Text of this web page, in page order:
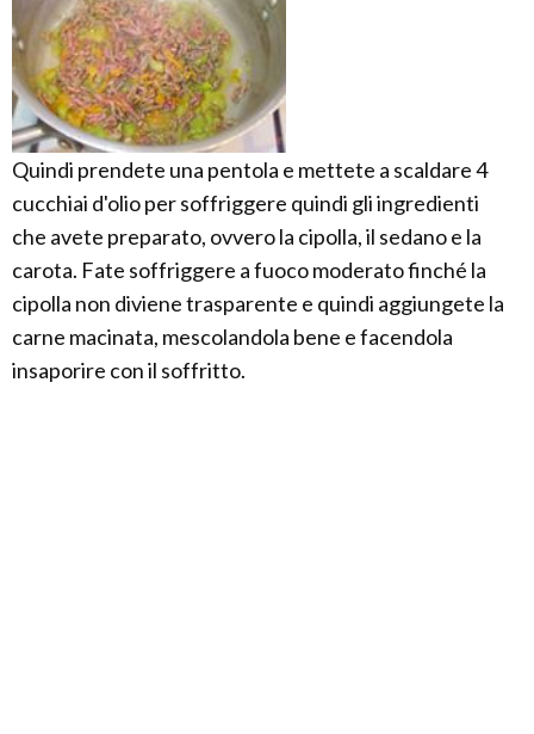
Quindi prendete una pentola e mettete a scaldare 4
cucchiai d'olio per soffriggere quindi gli ingredienti
che avete preparato, ovvero la cipolla, il sedano e la
carota. Fate soffriggere a fuoco moderato finché la
cipolla non diviene trasparente e quindi aggiungete la
carne macinata, mescolandola bene e facendola
insaporire con il soffritto.